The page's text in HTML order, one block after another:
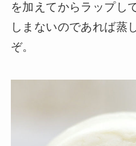
を加えてからラップし
しまないのであれば蒸
ぞ。